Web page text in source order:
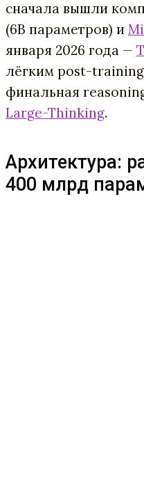
сначала вышли
(6B параметров) и
января 2026 года —
лёгким post-
финальная
Large-Thinking.
Архитектура:
400 млрд